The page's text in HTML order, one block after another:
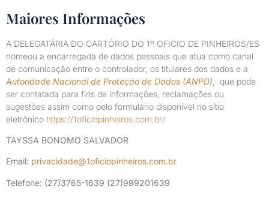
Maiores Informações
A DELEGATÁRIA DO CARTÓRIO DO 1º OFICIO DE PINHEIROS/ES
nomeou a encarregada de dados pessoais que atua como canal
de comunicação entre o controlador, os titulares dos dados e a
Autoridade Nacional de Proteção de Dados (ANPD) , que pode
ser contatada para fins de informações, reclamações ou
sugestões assim como pelo formulário disponível no sítio
eletrônico https://1oficiopinheiros.com.br/
TAYSSA BONOMO SALVADOR
Email: privacidade@1oficiopinheiros.com.br
Telefone: (27)3765-1639 (27)999201639